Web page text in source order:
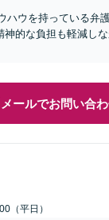
ハウを持っている弁
的な負担も軽減し
メールでお問い合
（平日）